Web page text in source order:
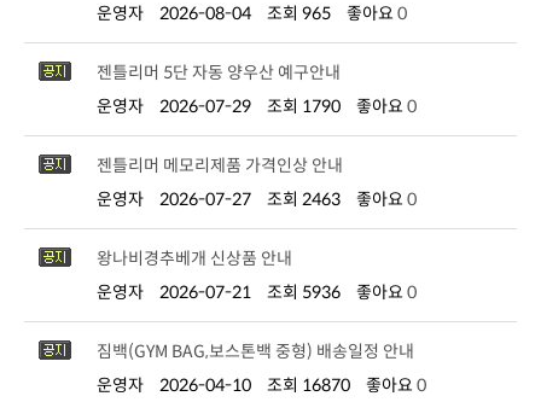
운영자
2026-08-04 조회 965 좋아요 0
젠틀리머 5단 자동 양우산 예구안내
운영자
2026-07-29 조회 1790 좋아요 0
젠틀리머 메모리제품 가격인상 안내
운영자
2026-07-27 조회 2463 좋아요 0
왕나비경추베개 신상품 안내
운영자
2026-07-21 조회 5936 좋아요 0
짐백(GYM BAG,보스톤백 중형) 배송일정 안내
운영자
2026-04-10 조회 16870 좋아요 0